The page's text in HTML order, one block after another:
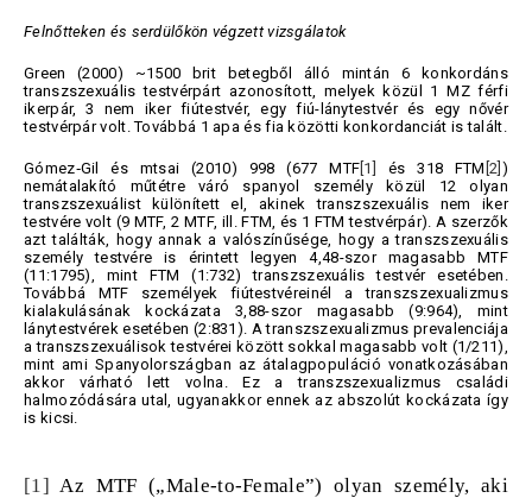
Felnőtteken és serdülőkön végzett vizsgálatok
Green (2000) ~1500 brit betegből álló mintán 6 konkordáns
transzszexuális testvérpárt azonosított, melyek közül 1 MZ férfi
ikerpár, 3 nem iker fiútestvér, egy fiú-lánytestvér és egy nővér
testvérpár volt. Továbbá 1 apa és fia közötti konkordanciát is talált.
Gómez‐Gil és mtsai (2010) 998 (677 MTF [1] és 318 FTM [2] )
nemátalakító műtétre váró spanyol személy közül 12 olyan
transzszexuálist különített el, akinek transzszexuális nem iker
testvére volt (9 MTF, 2 MTF, ill. FTM, és 1 FTM testvérpár). A szerzők
azt találták, hogy annak a valószínűsége, hogy a transzszexuális
személy testvére is érintett legyen 4,48-szor magasabb MTF
(11:1795), mint FTM (1:732) transzszexuális testvér esetében.
Továbbá MTF személyek fiútestvéreinél a transzszexualizmus
kialakulásának kockázata 3,88-szor magasabb (9:964), mint
lánytestvérek esetében (2:831). A transzszexualizmus prevalenciája
a transzszexuálisok testvérei között sokkal magasabb volt (1/211),
mint ami Spanyolországban az átalagpopuláció vonatkozásában
akkor várható lett volna. Ez a transzszexualizmus családi
halmozódására utal, ugyanakkor ennek az abszolút kockázata így
is kicsi.
[1] Az MTF („Male-to-Female”) olyan személy, aki